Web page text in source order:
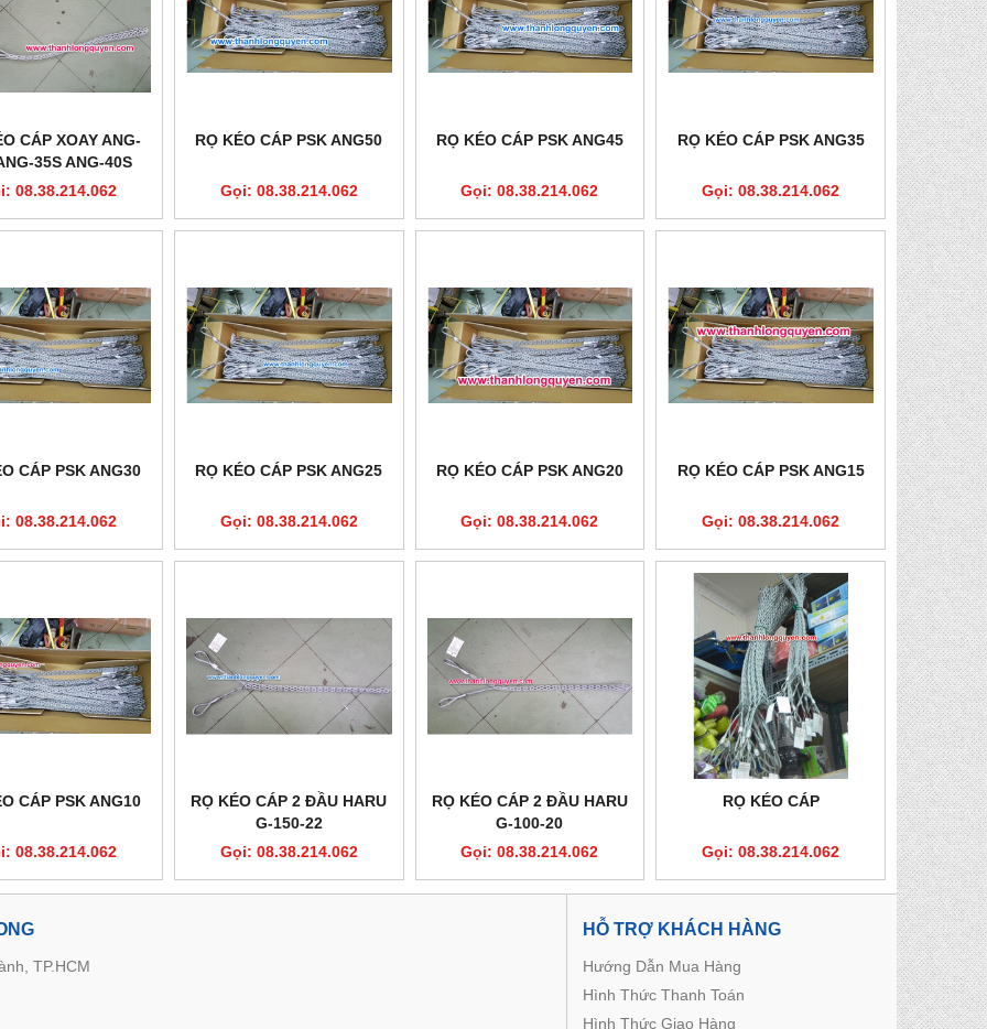
CÁP XOAY ANG-
35S ANG-40S
45S ANG-50S
08.38.214.062
RỌ KÉO CÁP PSK ANG50
Gọi: 08.38.214.062
RỌ KÉO CÁP PSK ANG45
Gọi: 08.38.214.062
RỌ KÉO CÁP PSK ANG35
Gọi: 08.38.214.062
CÁP PSK ANG30
08.38.214.062
RỌ KÉO CÁP PSK ANG25
Gọi: 08.38.214.062
RỌ KÉO CÁP PSK ANG20
Gọi: 08.38.214.062
RỌ KÉO CÁP PSK ANG15
Gọi: 08.38.214.062
CÁP PSK ANG10
08.38.214.062
RỌ KÉO CÁP 2 ĐẦU HARU
G-150-22
Gọi: 08.38.214.062
RỌ KÉO CÁP 2 ĐẦU HARU
G-100-20
Gọi: 08.38.214.062
RỌ KÉO CÁP
Gọi: 08.38.214.062
TP.HCM
HỖ TRỢ KHÁCH HÀNG
Hướng Dẫn Mua Hàng
Hình Thức Thanh Toán
Hình Thức Giao Hàng